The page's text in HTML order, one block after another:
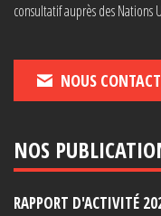
consultatif auprès des Nations
NOUS
NOS
RAPPORT D'ACTIVITÉ